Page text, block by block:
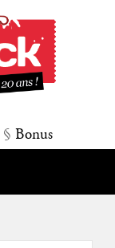
§ Bonus